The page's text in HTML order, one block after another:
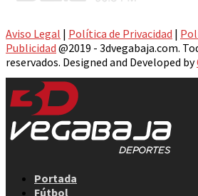
Aviso Legal | Política de Privacidad |
Publicidad @2019 - 3dvegabaja.com.
reservados. Designed and Developed by
Portada
Fútbol